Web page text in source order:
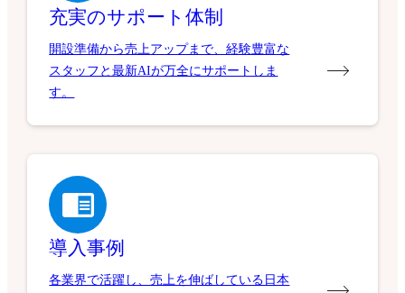
充実のサポート体制
開設準備から売上アップまで、経験豊富な
スタッフと最新AIが万全にサポートしま
す。
導入事例
各業界で活躍し、売上を伸ばしている日本